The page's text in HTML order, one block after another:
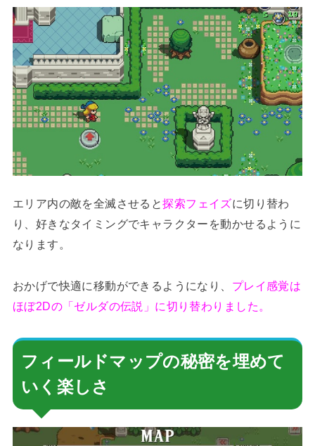
エリア内の敵を全滅させると探索フェイズに切り替わ
り、好きなタイミングでキャラクターを動かせるように
なります。
おかげで快適に移動ができるようになり、 プレイ感覚は
ほぼ2Dの「ゼルダの伝説」に切り替わりました。
フィールドマップの秘密を埋めて
いく楽しさ